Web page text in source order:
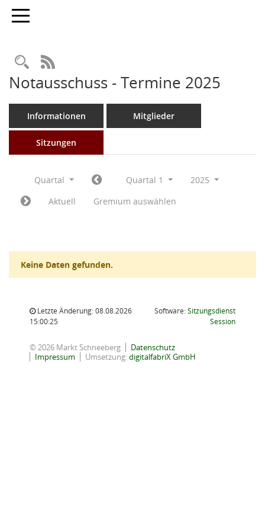
Toggle navigation
Rechercheauswahl
RSS-Feed
Notausschuss - Termine 2025
Informationen Mitglieder
Sitzungen
Quartal Quartal 1
2025
Aktuell
Gremium auswählen
Keine Daten gefunden.
Letzte Änderung: 08.08.2026
15:00:25
Software:Sitzungsdienst
Session(Wird in
© 2026 Markt Schneeberg
Datenschutz
Impressum
Umsetzung:digitalfabriX GmbH